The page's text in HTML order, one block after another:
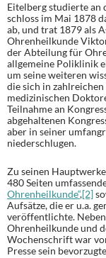
Eitelberg studierte an
schloss im Mai 1878
ab, und trat 1879 als
Ohrenheilkunde
der Abteilung für
allgemeine Poliklinik
um seine weiteren
die sich in
medizinischen
Teilnahme an
abgehaltenen
aber in seiner
niederschlugen.
Zu seinen
480 Seiten
Ohrenheilkunde“,[2]
Aufsätze, die er u.a.
veröffentlichte.
Ohrenheilkunde und
Wochenschrift war
Presse sein